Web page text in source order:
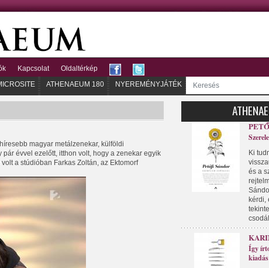
Kapcsolat
Oldaltérkép
ATHENAEUM 180 NYEREMÉNYJÁTÉK
magyar metálzenekar, külföldi
évvel ezelőtt, itthon volt, hogy a zenekar egyik
a stúdióban Farkas Zoltán, az Ektomorf
Ki
és a
kérdi,
Így
kiadás